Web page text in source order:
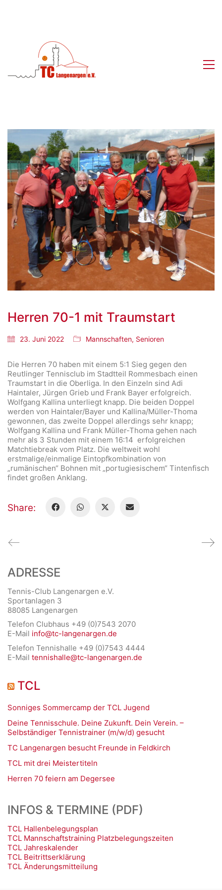
Herren 70-1 mit Traumstart
23. Juni 2022 Mannschaften, Senioren
Die Herren 70 haben mit einem 5:1 Sieg gegen den
Reutlinger Tennisclub im Stadtteil Rommesbach einen
Traumstart in die Oberliga. In den Einzeln sind Adi
Haintaler, Jürgen Grieb und Frank Bayer erfolgreich.
Wolfgang Kallina unterliegt knapp. Die beiden Doppel
werden von Haintaler/Bayer und Kallina/Müller-Thoma
gewonnen, das zweite Doppel allerdings sehr knapp;
Wolfgang Kallina und Frank Müller-Thoma gehen nach
mehr als 3 Stunden mit einem 16:14 erfolgreichen
Matchtiebreak vom Platz. Die weltweit wohl
erstmalige/einmalige Eintopfkombination von
„rumänischen“ Bohnen mit „portugiesischem“ Tintenfisch
findet großen Anklang.
Share:
ADRESSE
Tennis-Club Langenargen e.V.
Sportanlagen 3
88085 Langenargen
Telefon Clubhaus +49 (0)7543 2070
E-Mail info@tc-langenargen.de
Telefon Tennishalle +49 (0)7543 4444
E-Mail tennishalle@tc-langenargen.de
TCL
Sonniges Sommercamp der TCL Jugend
Deine Tennisschule. Deine Zukunft. Dein Verein. –
Selbständiger Tennistrainer (m/w/d) gesucht
TC Langenargen besucht Freunde in Feldkirch
TCL mit drei Meistertiteln
Herren 70 feiern am Degersee
INFOS & TERMINE (PDF)
TCL Hallenbelegungsplan
TCL Mannschaftstraining Platzbelegungszeiten
TCL Jahreskalender
TCL Beitrittserklärung
TCL Änderungsmitteilung